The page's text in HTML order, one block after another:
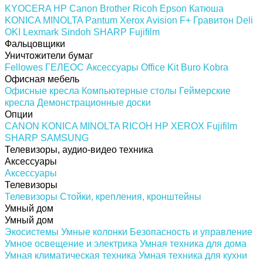
KYOCERA HP Canon Brother Ricoh Epson Катюша
KONICA MINOLTA Pantum XeroxAvision F+ Гравитон Deli
OKI
Lexmark Sindoh SHARP Fujifilm
Фальцовщики
Уничтожители бумаг
Fellowes ГЕЛЕОС Аксессуары Office Kit Buro Kobra
Офисная мебель
Офисные кресла Компьютерные столы Геймерские
кресла Демонстрационные доски
Опции
CANON KONICA MINOLTA RICOH HP XEROX Fujifilm
SHARP SAMSUNG
Телевизоры, аудио-видео техника
Аксессуары
Аксессуары
Телевизоры
Телевизоры Стойки, крепления, кронштейны
Умный дом
Умный дом
Экосистемы Умные колонки Безопасность и управление
Умное освещение и электрика Умная техника для дома
Умная климатическая техника Умная техника для кухни